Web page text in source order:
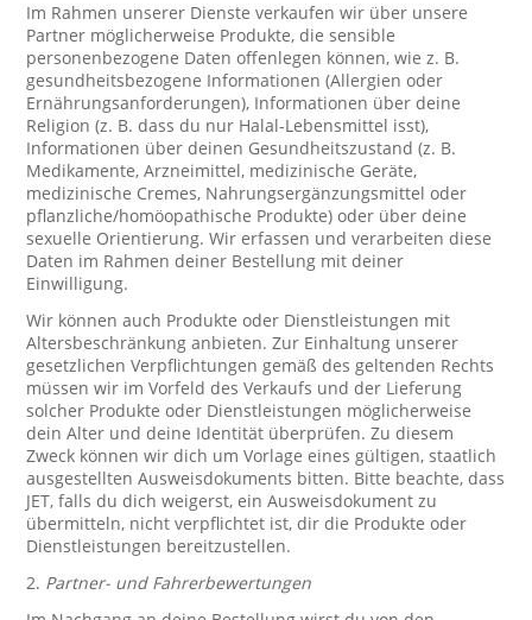
Im Rahmen unserer Dienste verkaufen wir über unsere
Partner möglicherweise Produkte, die sensible
personenbezogene Daten offenlegen können, wie z. B.
gesundheitsbezogene Informationen (Allergien oder
Ernährungsanforderungen), Informationen über deine
Religion (z. B. dass du nur Halal-Lebensmittel isst),
Informationen über deinen Gesundheitszustand (z. B.
Medikamente, Arzneimittel, medizinische Geräte,
medizinische Cremes, Nahrungsergänzungsmittel oder
pflanzliche/homöopathische Produkte) oder über deine
sexuelle Orientierung. Wir erfassen und verarbeiten diese
Daten im Rahmen deiner Bestellung mit deiner
Einwilligung.
Wir können auch Produkte oder Dienstleistungen mit
Altersbeschränkung anbieten. Zur Einhaltung unserer
gesetzlichen Verpflichtungen gemäß des geltenden Rechts
müssen wir im Vorfeld des Verkaufs und der Lieferung
solcher Produkte oder Dienstleistungen möglicherweise
dein Alter und deine Identität überprüfen. Zu diesem
Zweck können wir dich um Vorlage eines gültigen, staatlich
ausgestellten Ausweisdokuments bitten. Bitte beachte, dass
JET, falls du dich weigerst, ein Ausweisdokument zu
übermitteln, nicht verpflichtet ist, dir die Produkte oder
Dienstleistungen bereitzustellen.
2. Partner- und Fahrerbewertungen